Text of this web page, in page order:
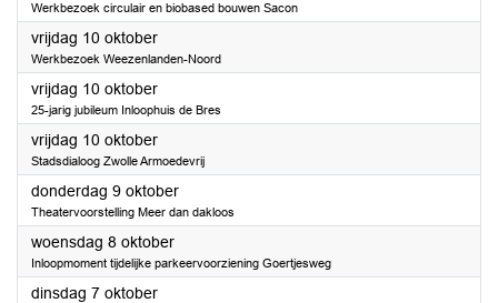
Werkbezoek circulair en biobased bouwen Sacon
vrijdag 10 oktober2025
Werkbezoek Weezenlanden-Noord
vrijdag 10 oktober2025
25-jarig jubileum Inloophuis de Bres
vrijdag 10 oktober2025
Stadsdialoog Zwolle Armoedevrij
donderdag 9 oktober2025
Theatervoorstelling Meer dan dakloos
woensdag 8 oktober2025
Inloopmoment tijdelijke parkeervoorziening Goertjesweg
dinsdag 7 oktober2025